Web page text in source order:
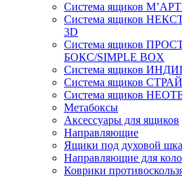
Система ящиков
Система ящиков
3D
Система ящиков
БОКС/SIMPLE BOX
Система ящиков
Система ящиков
Система ящиков
Метабоксы
Аксессуары для ящиков
Направляющие
Ящики под духовой
Направляющие для
Коврики